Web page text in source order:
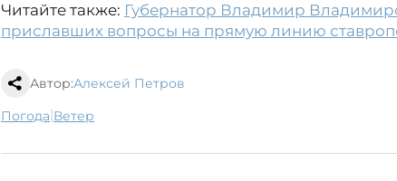
Читайте также: Губернатор Владимир
приславших вопросы на прямую линию
Автор:Алексей Петров
погода| ветер